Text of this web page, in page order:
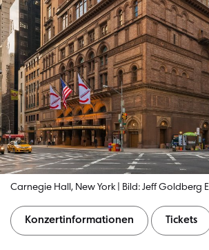
Carnegie Hall, New York | Bild: Jeff Goldberg
Konzertinformationen Tickets